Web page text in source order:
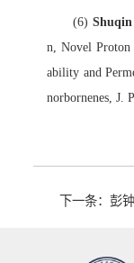
(6)
n, Novel Proton
ability and
norbornenes, J.
下一条：彭